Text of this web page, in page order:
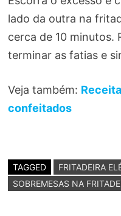
lado da outra na
cerca de 10 minutos.
terminar as fatias e
Veja também:
confeitados
TAGGED FRITADEIRA
SOBREMESAS NA